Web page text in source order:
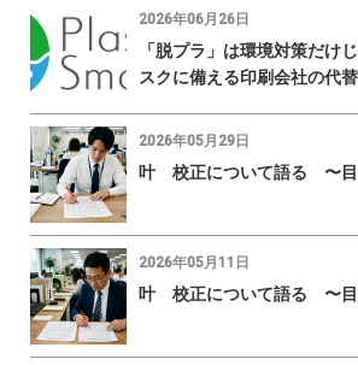
2026年06月26日
「脱プラ」は環境対策だけ
スクに備える印刷会社の代
2026年05月29日
叶 校正について語る 〜目
2026年05月11日
叶 校正について語る 〜目